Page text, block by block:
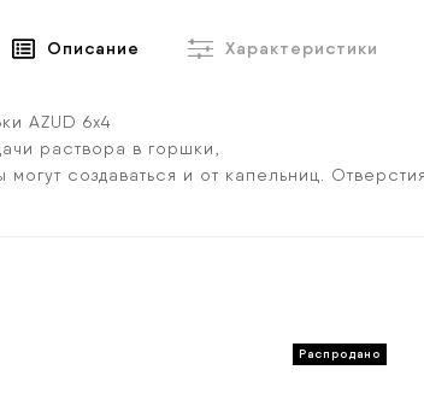
Описание Характеристики
AZUD 6х4
раствора в горшки,
создаваться и от капельниц.